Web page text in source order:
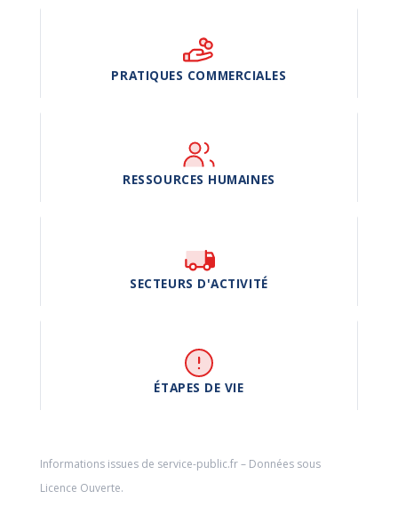
PRATIQUES COMMERCIALES
RESSOURCES HUMAINES
SECTEURS D'ACTIVITÉ
ÉTAPES DE VIE
Informations issues de service-public.fr– Données sous
Licence Ouverte.